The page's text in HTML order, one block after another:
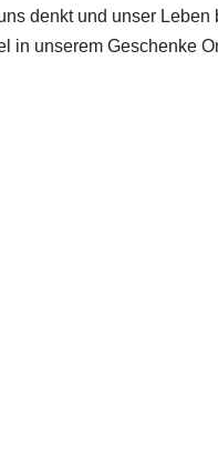
denkt und unser Leben
in unserem Geschenke